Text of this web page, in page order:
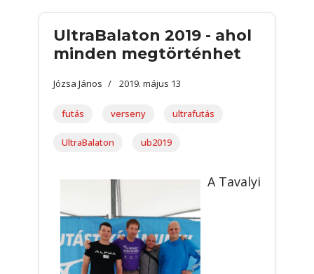
UltraBalaton 2019 - ahol
minden megtörténhet
Józsa János 2019. május 13
futás verseny ultrafutás
UltraBalaton ub2019
A Tavalyi